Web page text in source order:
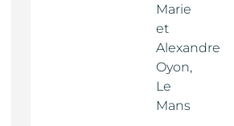
Marie
et
Alexandre
Oyon,
Le
Mans